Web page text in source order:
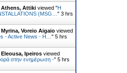
Athens, Attiki viewed "Η
(MSG… " 3 hrs
Myrina, Voreio Aigaio viewed
- Active News - Η… " 5 hrs
Eleousa, Ipeiros viewed
στην ενημέρωση -" 5 hrs